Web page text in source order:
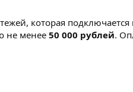
которая
не менее50 000 рублей.